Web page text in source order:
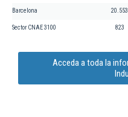
Barcelona 20.553
Sector CNAE 3100 823
Acceda a toda la